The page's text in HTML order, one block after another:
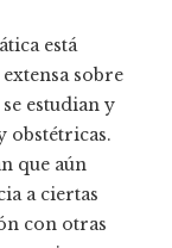
está
sobre
estudian y
obstétricas.
que aún
a ciertas
con otras